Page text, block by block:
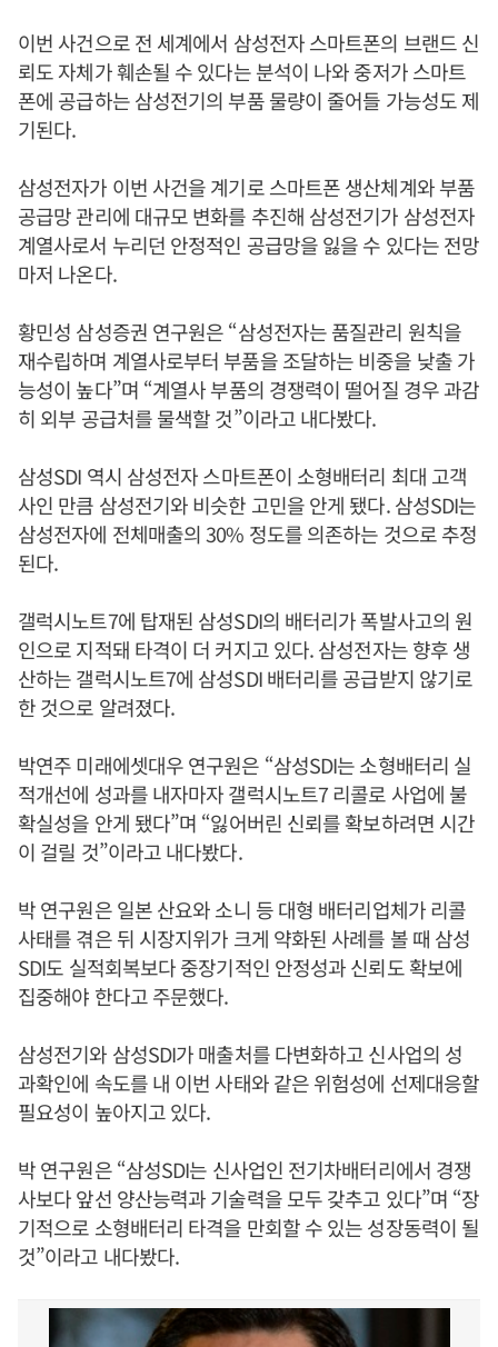
이번 사건으로 전 세계에서 삼성전자 스마트폰의 브랜드 신
뢰도 자체가 훼손될 수 있다는 분석이 나와 중저가 스마트
폰에 공급하는 삼성전기의 부품 물량이 줄어들 가능성도 제
기된다.
삼성전자가 이번 사건을 계기로 스마트폰 생산체계와 부품
공급망 관리에 대규모 변화를 추진해 삼성전기가 삼성전자
계열사로서 누리던 안정적인 공급망을 잃을 수 있다는 전망
마저 나온다.
황민성 삼성증권 연구원은 “삼성전자는 품질관리 원칙을
재수립하며 계열사로부터 부품을 조달하는 비중을 낮출 가
능성이 높다”며 “계열사 부품의 경쟁력이 떨어질 경우 과감
히 외부 공급처를 물색할 것”이라고 내다봤다.
삼성SDI 역시 삼성전자 스마트폰이 소형배터리 최대 고객
사인 만큼 삼성전기와 비슷한 고민을 안게 됐다. 삼성SDI는
삼성전자에 전체매출의 30% 정도를 의존하는 것으로 추정
된다.
갤럭시노트7에 탑재된 삼성SDI의 배터리가 폭발사고의 원
인으로 지적돼 타격이 더 커지고 있다. 삼성전자는 향후 생
산하는 갤럭시노트7에 삼성SDI 배터리를 공급받지 않기로
한 것으로 알려졌다.
박연주 미래에셋대우 연구원은 “삼성SDI는 소형배터리 실
적개선에 성과를 내자마자 갤럭시노트7 리콜로 사업에 불
확실성을 안게 됐다”며 “잃어버린 신뢰를 확보하려면 시간
이 걸릴 것”이라고 내다봤다.
박 연구원은 일본 산요와 소니 등 대형 배터리업체가 리콜
사태를 겪은 뒤 시장지위가 크게 약화된 사례를 볼 때 삼성
SDI도 실적회복보다 중장기적인 안정성과 신뢰도 확보에
집중해야 한다고 주문했다.
삼성전기와 삼성SDI가 매출처를 다변화하고 신사업의 성
과확인에 속도를 내 이번 사태와 같은 위험성에 선제대응할
필요성이 높아지고 있다.
박 연구원은 “삼성SDI는 신사업인 전기차배터리에서 경쟁
사보다 앞선 양산능력과 기술력을 모두 갖추고 있다”며 “장
기적으로 소형배터리 타격을 만회할 수 있는 성장동력이 될
것”이라고 내다봤다.